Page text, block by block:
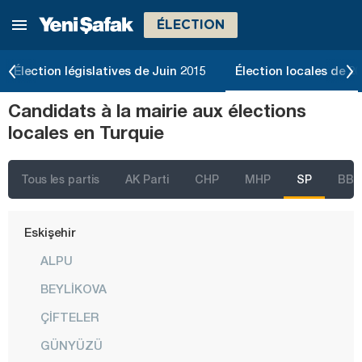
ÉLECTION
Élection législatives de Juin 2015 Élection locales de
Candidats à la mairie aux élections
locales en Turquie
Tous les partis AK Parti CHP MHP SP BBP
Denizli
Edirne
Elazığ
Erzurum
Eskişehir
ALPU
BEYLİKOVA
ÇİFTELER
GÜNYÜZÜ